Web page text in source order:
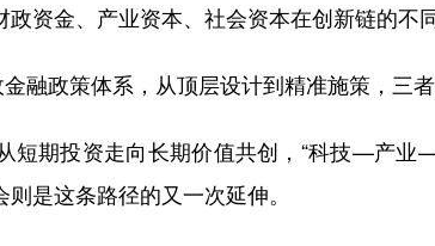
资金、产业资本、社会资本在创新链的不
融政策体系，从顶层设计到精准施策，三
短期投资走向长期价值共创，“科技—产业
是这条路径的又一次延伸。